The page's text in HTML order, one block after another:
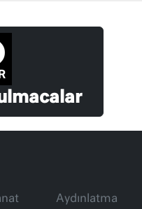
Aydınlatma